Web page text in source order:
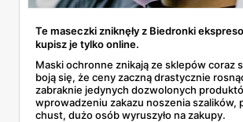
Te maseczki zniknęły z Biedronki
kupisz je tylko online.
Maski ochronne znikają ze sklepów coraz
boją się, że ceny zaczną drastycznie
zabraknie jedynych dozwolonych
wprowadzeniu zakazu noszenia szalików,
chust, dużo osób wyruszyło na zakupy.